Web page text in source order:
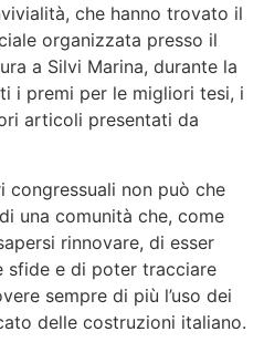
che hanno trovato il
organizzata presso il
a Silvi Marina, durante la
i premi per le migliori tesi, i
articoli presentati da
congressuali non può che
una comunità che, come
rinnovare, di esser
sfide e di poter tracciare
sempre di più l’uso dei
delle costruzioni italiano.